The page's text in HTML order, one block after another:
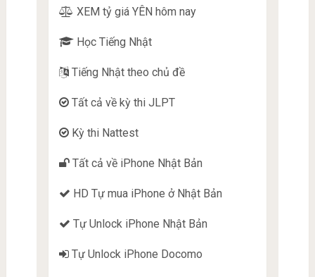
XEM tỷ giá YÊN hôm nay
Học Tiếng Nhật
Tiếng Nhật theo chủ đề
Tất cả về kỳ thi JLPT
Kỳ thi Nattest
Tất cả về iPhone Nhật Bản
HD Tự mua iPhone ở Nhật Bản
Tự Unlock iPhone Nhật Bản
Tự Unlock iPhone Docomo